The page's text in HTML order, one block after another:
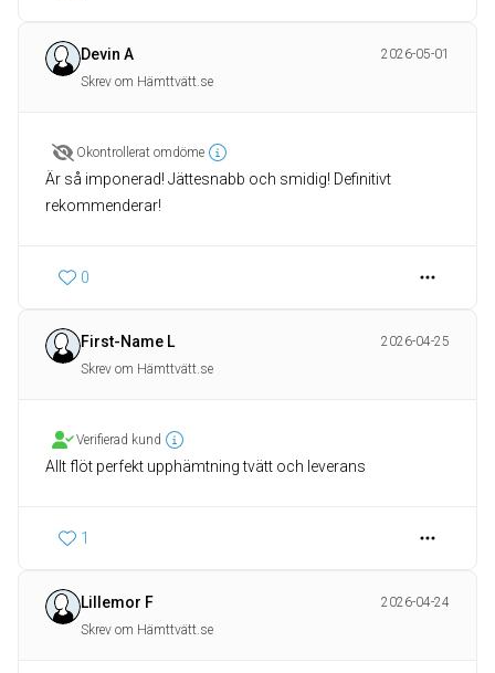
Devin A
2026-05-01
Skrev om Hämttvätt.se
Okontrollerat omdöme
Är så imponerad! Jättesnabb och smidig! Definitivt
rekommenderar!
0
First-Name L
2026-04-25
Skrev om Hämttvätt.se
Verifierad kund
Allt flöt perfekt upphämtning tvätt och leverans
1
Lillemor F
2026-04-24
Skrev om Hämttvätt.se